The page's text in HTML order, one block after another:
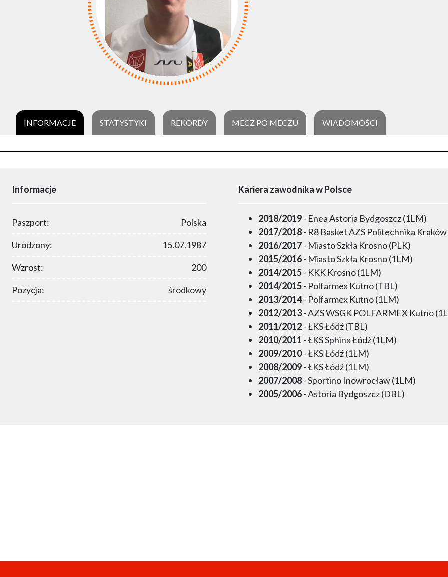
INFORMACJE STATYSTYKI REKORDY MECZ PO MECZU WIADOMOŚCI
Informacje
Paszport: Polska
Urodzony: 15.07.1987
Wzrost: 200
Pozycja: środkowy
Kariera zawodnika w Polsce
2018/2019- Enea Astoria Bydgoszcz (1LM)
2017/2018- R8 Basket AZS Politechnika
2016/2017- Miasto Szkła Krosno (PLK)
2015/2016- Miasto Szkła Krosno (1LM)
2014/2015- KKK Krosno (1LM)
2014/2015- Polfarmex Kutno (TBL)
2013/2014- Polfarmex Kutno (1LM)
2012/2013- AZS WSGK POLFARMEX Kutno
2011/2012- ŁKS Łódź (TBL)
2010/2011 - ŁKS Sphinx Łódź (1LM)
2009/2010- ŁKS Łódź (1LM)
2008/2009- ŁKS Łódź (1LM)
2007/2008- Sportino Inowrocław (1LM)
2005/2006- Astoria Bydgoszcz (DBL)